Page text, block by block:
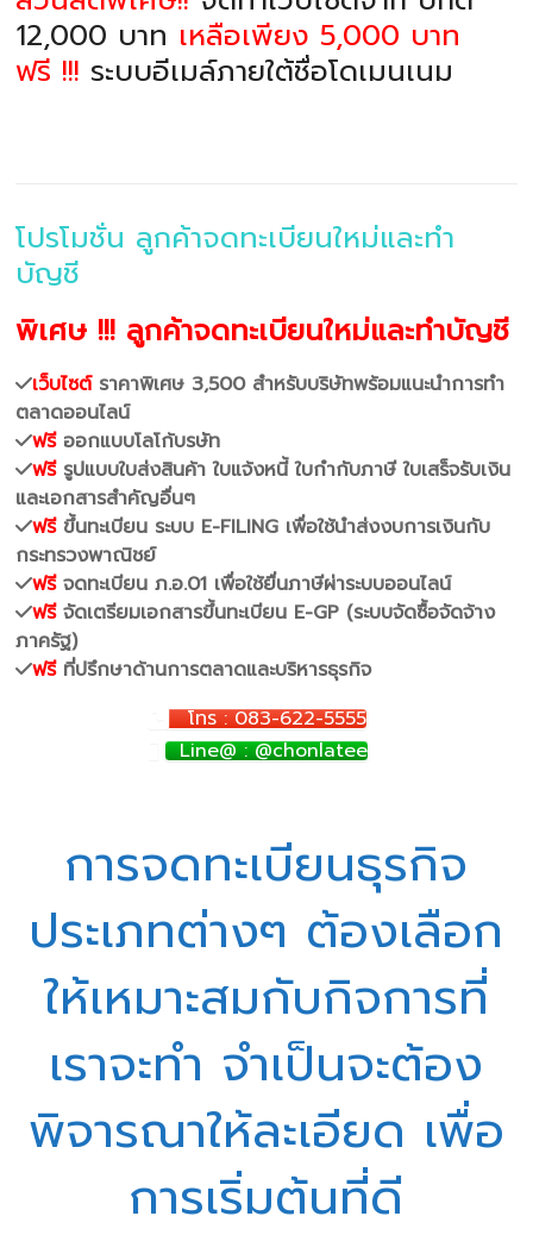
12,000 บาท เหลือเพียง 5,000 บาท
ฟรี !!! ระบบอีเมล์ภายใต้ชื่อโดเมนเนม
โปรโมชั่น ลูกค้าจดทะเบียนใหม่และทำ
บัญชี
พิเศษ !!! ลูกค้าจดทะเบียนใหม่และทำบัญชี
เว็บไซต์ราคาพิเศษ 3,500 สำหรับบริษัทพร้อมแนะนำการทำ
ตลาดออนไลน์
ฟรีออกแบบโลโก้บรษัท
ฟรีรูปแบบใบส่งสินค้า ใบแจ้งหนี้ ใบกำกับภาษี ใบเสร็จรับเงิน
และเอกสารสำคัญอื่นๆ
ฟรีขึ้นทะเบียน ระบบ E-FILING เพื่อใช้นำส่งงบการเงินกับ
กระทรวงพาณิชย์
ฟรีจดทะเบียน ภ.อ.01 เพื่อใช้ยื่นภาษีผ่าระบบออนไลน์
ฟรีจัดเตรียมเอกสารขึ้นทะเบียน E-GP (ระบบจัดซื้อจัดจ้าง
ภาครัฐ)
ฟรีที่ปรึกษาด้านการตลาดและบริหารธุรกิจ
โทร : 083-622-5555
Line@ : @chonlatee
การจดทะเบียนธุรกิจ
ประเภทต่างๆ ต้องเลือก
ให้เหมาะสมกับกิจการที่
เราจะทำ จำเป็นจะต้อง
พิจารณาให้ละเอียด เพื่อ
การเริ่มต้นที่ดี